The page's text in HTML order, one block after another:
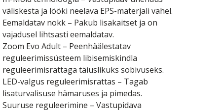
väliskesta ja lööki neelava EPS-materjali vahel.
Eemaldatav nokk – Pakub lisakaitset ja on
vajadusel lihtsasti eemaldatav.
Zoom Evo Adult – Peenhäälestatav
reguleerimissüsteem libisemiskindla
reguleerimisrattaga täiuslikuks sobivuseks.
LED-valgus reguleerimisrattas – Tagab
lisaturvalisuse hämaruses ja pimedas.
Suuruse reguleerimine – Vastupidava